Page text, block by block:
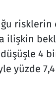
risklerin
ilişkin
4
yüzde 7,4